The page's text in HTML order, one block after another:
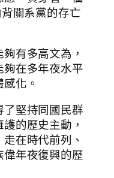
關系黨的存亡
有多高文為，
在多年夜水平
化。
堅持同國民群
的歷史主動，
在時代前列、
年夜復興的歷